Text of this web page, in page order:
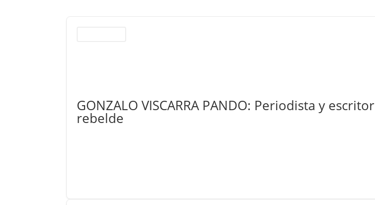
GONZALO VISCARRA PANDO: Periodista y escritor
rebelde